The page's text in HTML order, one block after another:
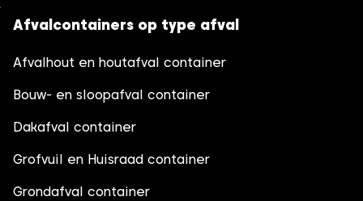
Afvalcontainers op type afval
Afvalhout en houtafval container
Bouw- en sloopafval container
Dakafval container
Grofvuil en Huisraad container
Grondafval container